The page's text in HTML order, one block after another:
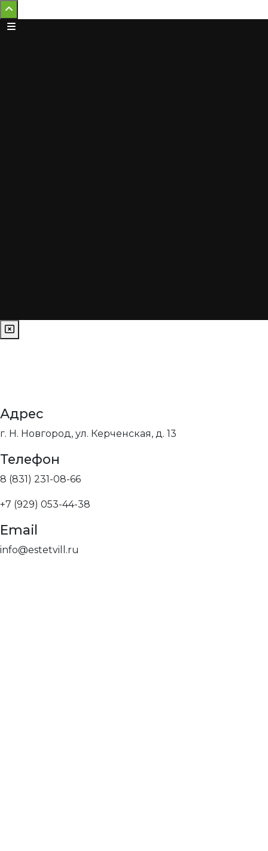
Адрес
г. Н. Новгород, ул. Керченская, д. 13
Телефон
8 (831) 231-08-66
+7 (929) 053-44-38
Email
info@estetvill.ru